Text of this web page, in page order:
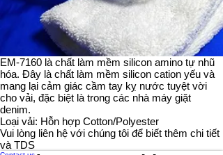
EM-7160 là chất làm mềm silicon amino tự nhũ
hóa. Đây là chất làm mềm silicon cation yếu và
mang lại cảm giác cầm tay kỵ nước tuyệt vời
cho vải, đặc biệt là trong các nhà máy giặt
denim.
Loại vải: Hỗn hợp Cotton/Polyester
Vui lòng liên hệ với chúng tôi để biết thêm chi tiết
và TDS